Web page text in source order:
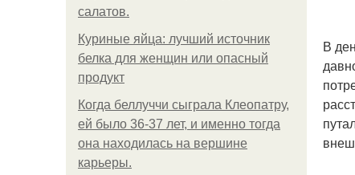
салатов.
Куриные яйца: лучший источник
белка для женщин или опасный
продукт
Когда беллуччи сыграла Клеопатру,
ей было 36-37 лет, и именно тогда
она находилась на вершине
карьеры.
В